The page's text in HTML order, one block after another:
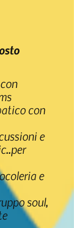
con
e
e
soul,